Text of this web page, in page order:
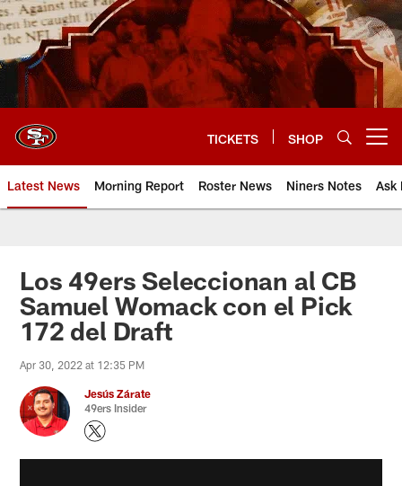
Skip
to
main
content
TICKETS SHOP
Latest News Morning Report Roster News Niners Notes Ask
Los 49ers Seleccionan al CB
Samuel Womack con el Pick
172 del Draft
Apr 30, 2022 at 12:35 PM
Jesús Zárate
49ers Insider